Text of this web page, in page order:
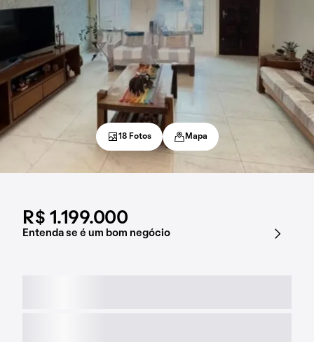
R$ 1.199.000
Entenda se é um bom negócio
18 Fotos Mapa